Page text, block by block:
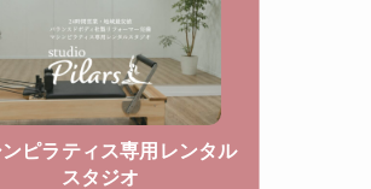
ピラティス専用レンタル
スタジオ